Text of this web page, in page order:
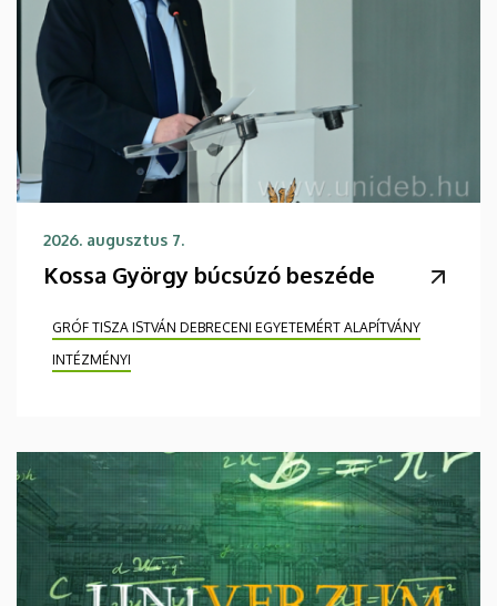
2026. augusztus 7.
Kossa György búcsúzó beszéde
GRÓF TISZA ISTVÁN DEBRECENI EGYETEMÉRT ALAPÍTVÁNY
INTÉZMÉNYI